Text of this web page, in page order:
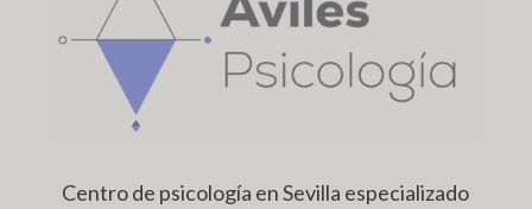
Centro de psicología en Sevilla especializado